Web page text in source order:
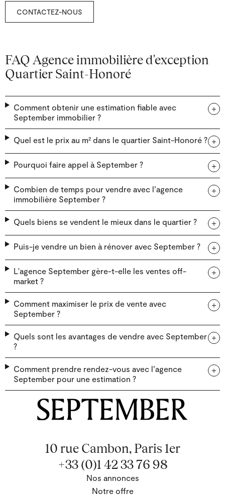
CONTACTEZ-NOUS
FAQ Agence immobilière d'exception
Quartier Saint-Honoré
Comment obtenir une estimation fiable avec
September immobilier ?
Quel est le prix au m² dans le quartier Saint-Honoré ?
Pourquoi faire appel à September ?
Combien de temps pour vendre avec l’agence
immobilière September ?
Quels biens se vendent le mieux dans le quartier ?
Puis-je vendre un bien à rénover avec September ?
L'agence September gère-t-elle les ventes off-
market ?
Comment maximiser le prix de vente avec
September ?
Quels sont les avantages de vendre avec September
?
Comment prendre rendez-vous avec l’agence
September pour une estimation ?
10 rue Cambon, Paris 1er
+33 (0)1 42 33 76 98
Nos annonces
Notre offre